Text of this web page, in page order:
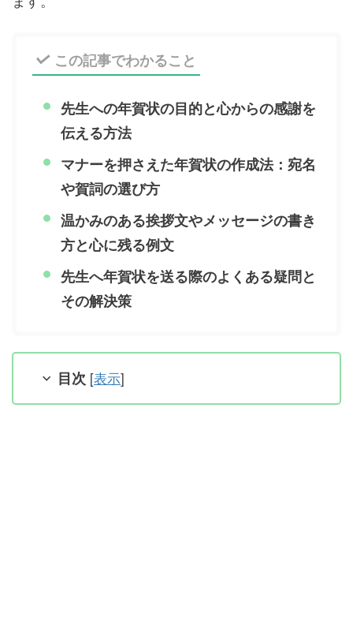
この記事でわかること
先生への年賀状の目的と心からの感謝を
伝える方法
マナーを押さえた年賀状の作成法：宛名
や賀詞の選び方
温かみのある挨拶文やメッセージの書き
方と心に残る例文
先生へ年賀状を送る際のよくある疑問と
その解決策
目次 [表示]